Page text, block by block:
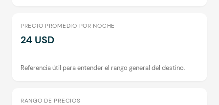
PRECIO PROMEDIO POR NOCHE
24 USD
Referencia útil para entender el rango general del destino.
RANGO DE PRECIOS